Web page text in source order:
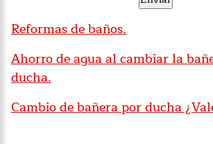
Reformas de baños.
Ahorro de agua al cambiar la
ducha.
Cambio de bañera por ducha